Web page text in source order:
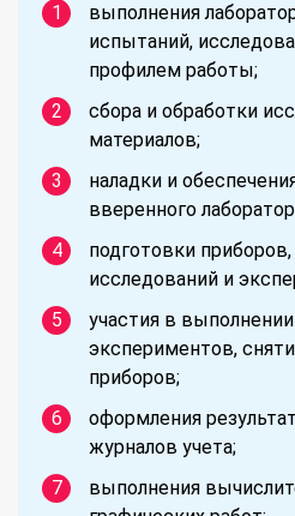
выполнения
испытаний,
профилем работы;
сбора и обработки
материалов;
наладки и
вверенного
подготовки
исследований и
участия в
экспериментов,
приборов;
оформления
журналов учета;
выполнения